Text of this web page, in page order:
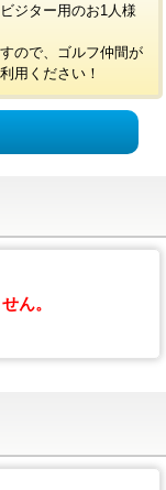
ジター用のお1人様
ので、ゴルフ仲間が
用ください！
ん。